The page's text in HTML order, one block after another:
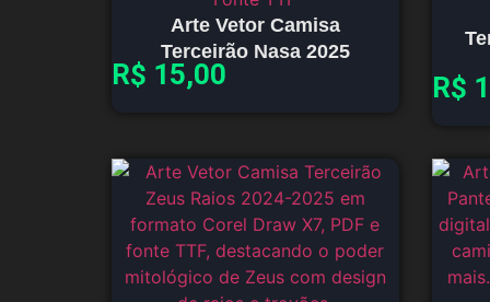
Arte Vetor Camisa
Terceirão Nasa 2025
R$ 15,00 R$